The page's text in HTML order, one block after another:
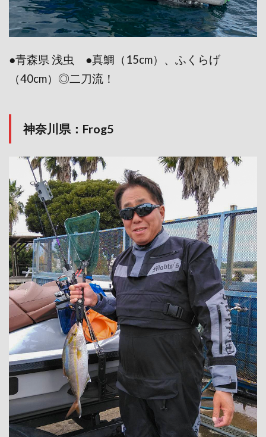
●青森県 浅虫 ●真鯛（15cm）、ふくらげ
（40cm）◎二刀流！
神奈川県：Frog5